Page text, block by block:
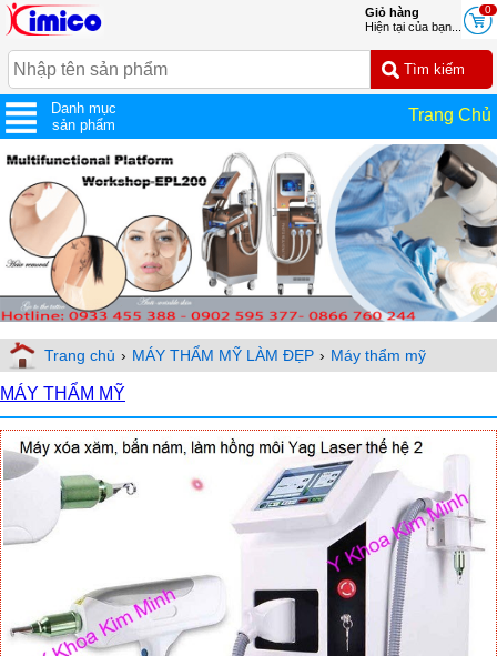
0
Giỏ hàng
Hiện tại của bạn...
Danh mục
sản phẩm
Trang Chủ
Trang chủ › MÁY THẨM MỸ LÀM ĐẸP › Máy thẩm mỹ
MÁY THẨM MỸ